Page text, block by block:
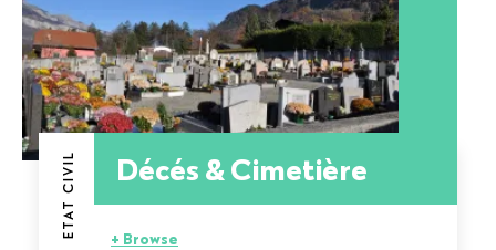
ETAT CIVIL Décés & Cimetière
+ Browse